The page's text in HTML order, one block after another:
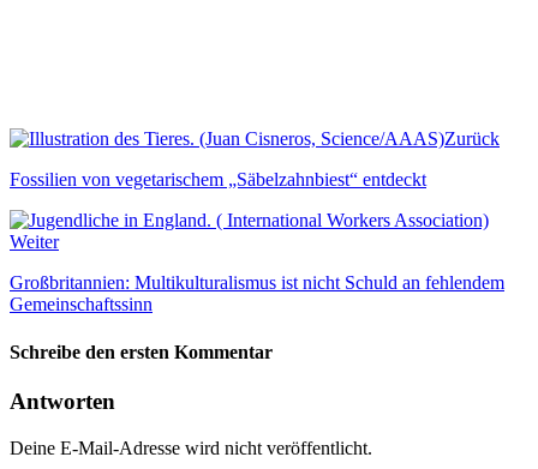
Zurück
Fossilien von vegetarischem „Säbelzahnbiest“ entdeckt
Weiter
Großbritannien: Multikulturalismus ist nicht Schuld an fehlendem
Gemeinschaftssinn
Schreibe den ersten Kommentar
Antworten
Deine E-Mail-Adresse wird nicht veröffentlicht.